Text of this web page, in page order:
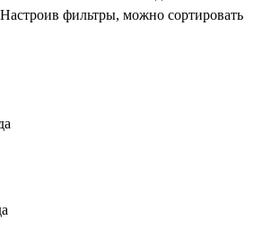
фильтры, можно сортировать